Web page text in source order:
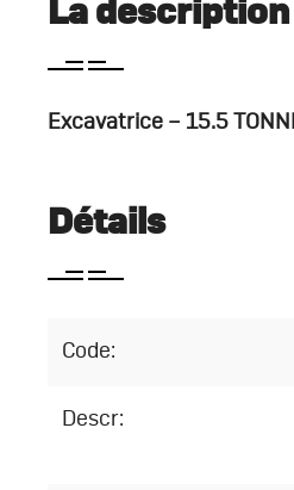
La description
Excavatrice – 15.5
Détails
Code:
Descr: